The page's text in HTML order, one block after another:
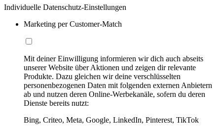
Individuelle Datenschutz-Einstellungen
Marketing per Customer-Match
Mit deiner Einwilligung informieren wir dich auch abseits
unserer Website über Aktionen und zeigen dir relevante
Produkte. Dazu gleichen wir deine verschlüsselten
personenbezogenen Daten mit folgenden externen Anbietern
ab und nutzen deren Online-Werbekanäle, sofern du deren
Dienste bereits nutzt:
Bing, Criteo, Meta, Google, LinkedIn, Pinterest, TikTok